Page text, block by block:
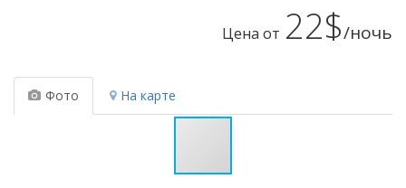
Цена от 22$/ночь
Фото На карте